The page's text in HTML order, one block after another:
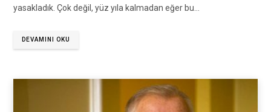
yasakladık. Çok değil, yüz yıla kalmadan eğer bu…
DEVAMINI OKU